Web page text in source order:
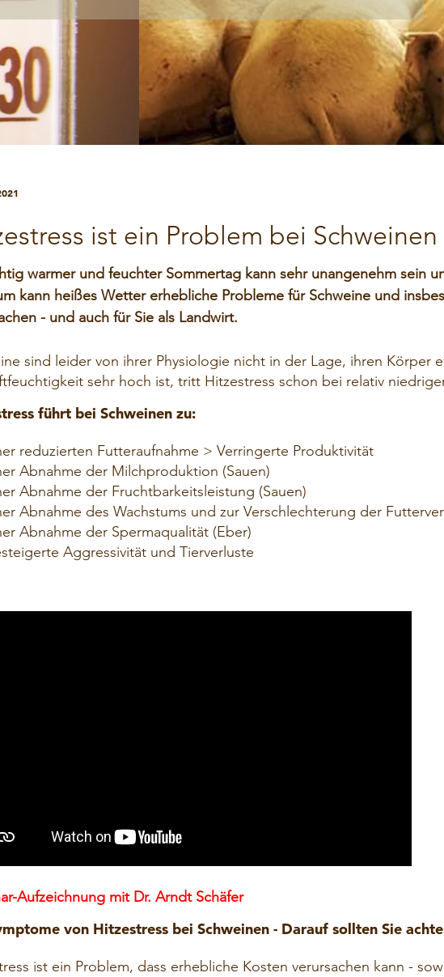
Milchaustauscher
Mineralfutter
Mineral-Leckmassen
Silierhilfsmittel
Transparenz GoToWebinar
Daten für Werbezwecke
ist ein Problem bei Schweinen
warmer und feuchter Sommertag kann sehr unangenehm sein
kann heißes Wetter erhebliche Probleme für Schweine und
- und auch für Sie als Landwirt.
sind leider von ihrer Physiologie nicht in der Lage, ihren Körper
sehr hoch ist, tritt Hitzestress schon bei relativ
führt bei Schweinen zu:
reduzierten Futteraufnahme > Verringerte Produktivität
Abnahme der Milchproduktion (Sauen)
Abnahme der Fruchtbarkeitsleistung (Sauen)
Abnahme des Wachstums und zur Verschlechterung der
Abnahme der Spermaqualität (Eber)
Aggressivität und Tierverluste
Aufzeichnung mit Dr. Arndt Schäfer
von Hitzestress bei Schweinen - Darauf sollten Sie
ist ein Problem, dass erhebliche Kosten verursachen kann -